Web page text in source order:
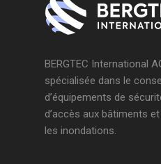
BERGTEC International
spécialisée dans le
d’équipements de
d’accès aux bâtiments
les inondations.